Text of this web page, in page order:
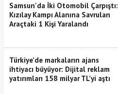
Samsun'da İki Otomobil Çarpıştı:
Kızılay Kampı Alanına Savrulan
Araçtaki 1 Kişi Yaralandı
Türkiye’de markaların ajans
ihtiyacı büyüyor: Dijital reklam
yatırımları 158 milyar TL’yi aştı